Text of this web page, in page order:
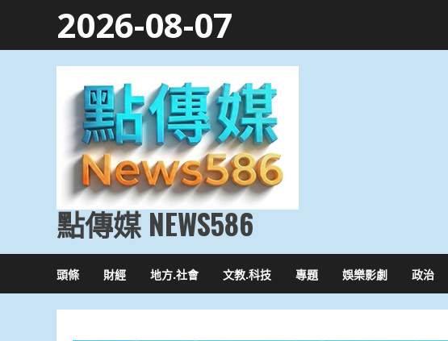
2026-08-07
點傳媒 NEWS586
頭條 財經 地方.社會 文教.科技 專題 娛樂影劇 政治